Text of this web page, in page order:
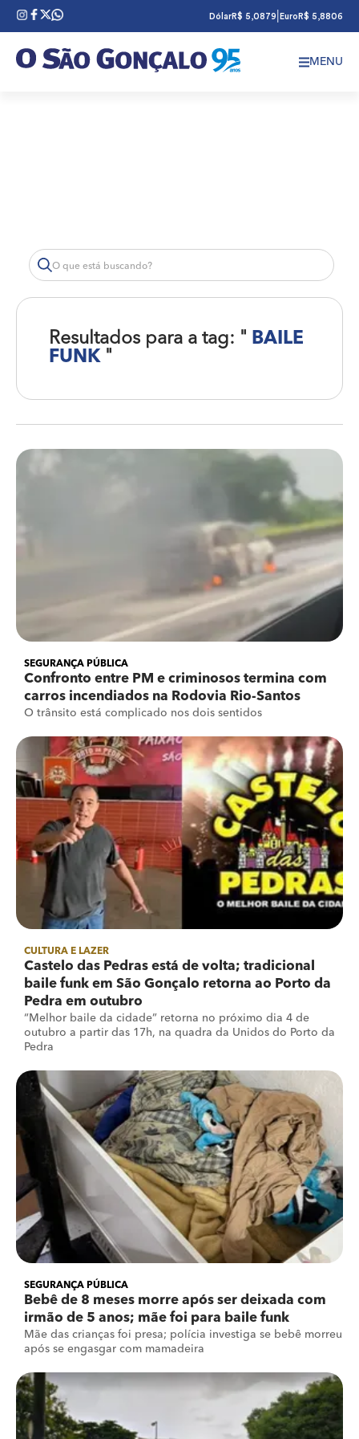
DólarR$ 5,0879 Euro R$ 5,8806
MENU
Resultados para a tag: " BAILE
FUNK "
SEGURANÇA PÚBLICA
Confronto entre PM e criminosos termina com
carros incendiados na Rodovia Rio-Santos
O trânsito está complicado nos dois sentidos
CULTURA E LAZER
Castelo das Pedras está de volta; tradicional
baile funk em São Gonçalo retorna ao Porto da
Pedra em outubro
“Melhor baile da cidade” retorna no próximo dia 4 de
outubro a partir das 17h, na quadra da Unidos do Porto da
Pedra
SEGURANÇA PÚBLICA
Bebê de 8 meses morre após ser deixada com
irmão de 5 anos; mãe foi para baile funk
Mãe das crianças foi presa; polícia investiga se bebê morreu
após se engasgar com mamadeira